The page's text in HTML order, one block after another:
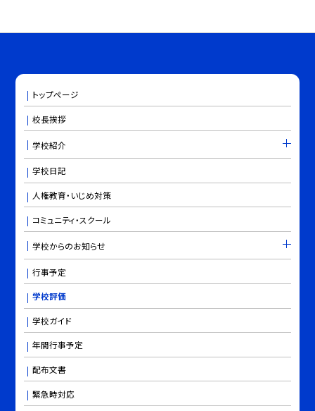
トップページ
校長挨拶
学校紹介
学校日記
人権教育・いじめ対策
コミュニティ・スクール
学校からのお知らせ
行事予定
学校評価
学校ガイド
年間行事予定
配布文書
緊急時対応